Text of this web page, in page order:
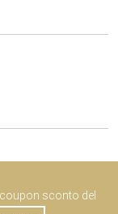
sconto del